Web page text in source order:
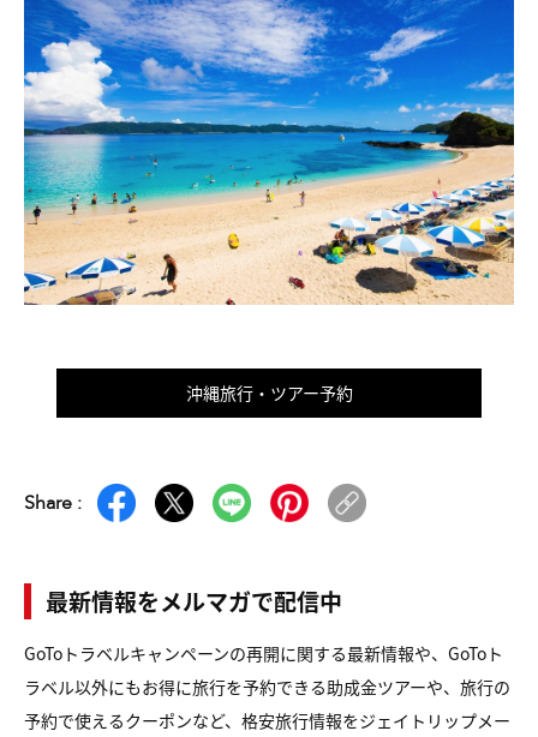
沖縄旅行・ツアー予約
Share :
最新情報をメルマガで配信中
GoToトラベルキャンペーンの再開に関する最新情報や、GoToト
ラベル以外にもお得に旅行を予約できる助成金ツアーや、旅行の
予約で使えるクーポンなど、格安旅行情報をジェイトリップメー